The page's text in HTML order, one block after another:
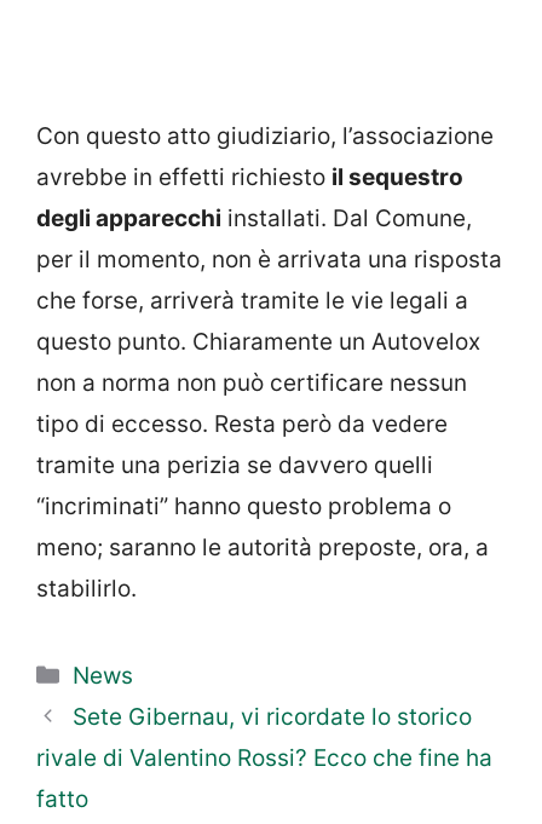
Con questo atto giudiziario, l’associazione
avrebbe in effetti richiesto il sequestro
degli apparecchi installati. Dal Comune,
per il momento, non è arrivata una risposta
che forse, arriverà tramite le vie legali a
questo punto. Chiaramente un Autovelox
non a norma non può certificare nessun
tipo di eccesso. Resta però da vedere
tramite una perizia se davvero quelli
“incriminati” hanno questo problema o
meno; saranno le autorità preposte, ora, a
stabilirlo.
Categorie
News
Sete Gibernau, vi ricordate lo storico
rivale di Valentino Rossi? Ecco che fine ha
fatto